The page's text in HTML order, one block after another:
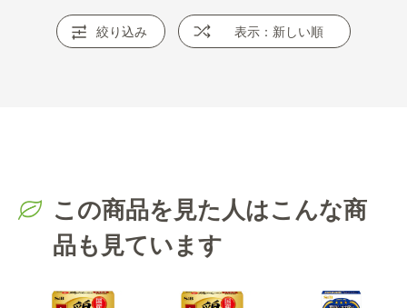
絞り込み 表示：新しい順
この商品を見た人はこんな商
品も見ています